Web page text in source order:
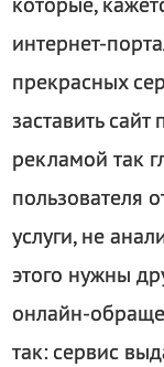
интернет-
прекрасных
заставить
рекламой так
пользователя
услуги, не
этого нужны
онлайн-
так: сервис